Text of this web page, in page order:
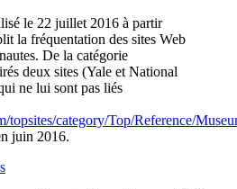
le 22 juillet 2016 à partir
la fréquentation des sites Web
De la catégorie
deux sites (Yale et National
ne lui sont pas liés
topsites/category/Top/Reference/
juin 2016.